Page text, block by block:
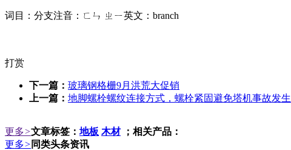
词目：分支注音：ㄈㄣ ㄓㄧ英文：branch
打赏
下一篇： 玻璃钢格栅9月洪荒大促销
上一篇： 地脚螺栓螺纹连接方式，螺栓紧固避免塔机事故发生
更多>文章标签： 地板 木材；相关产品：
更多> 同类头条资讯